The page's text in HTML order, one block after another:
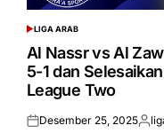
POSTED
IN
LIGA ARAB
Al Nassr vs Al
5-1 dan
League Two
Posted
Desember 25, 2025